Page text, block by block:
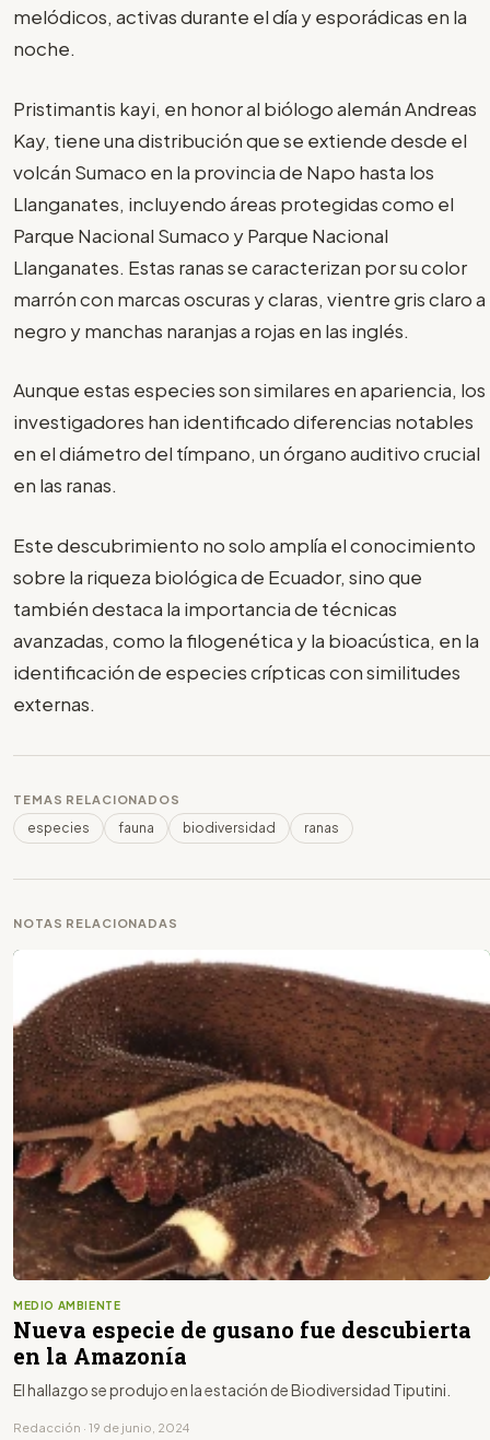
melódicos, activas durante el día y esporádicas en la
noche.
Pristimantis kayi, en honor al biólogo alemán Andreas
Kay, tiene una distribución que se extiende desde el
volcán Sumaco en la provincia de Napo hasta los
Llanganates, incluyendo áreas protegidas como el
Parque Nacional Sumaco y Parque Nacional
Llanganates. Estas ranas se caracterizan por su color
marrón con marcas oscuras y claras, vientre gris claro a
negro y manchas naranjas a rojas en las inglés.
Aunque estas especies son similares en apariencia, los
investigadores han identificado diferencias notables
en el diámetro del tímpano, un órgano auditivo crucial
en las ranas.
Este descubrimiento no solo amplía el conocimiento
sobre la riqueza biológica de Ecuador, sino que
también destaca la importancia de técnicas
avanzadas, como la filogenética y la bioacústica, en la
identificación de especies crípticas con similitudes
externas.
TEMAS RELACIONADOS
especies fauna biodiversidad ranas
NOTAS RELACIONADAS
MEDIO AMBIENTE
Nueva especie de gusano fue descubierta
en la Amazonía
El hallazgo se produjo en la estación de Biodiversidad Tiputini.
Redacción · 19 de junio, 2024